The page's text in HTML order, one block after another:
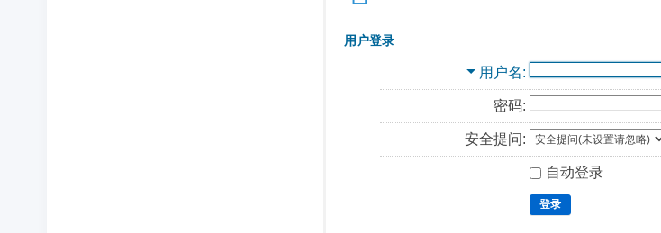
用户登录
用户名
密码:
安全提问:
自动登录
登录